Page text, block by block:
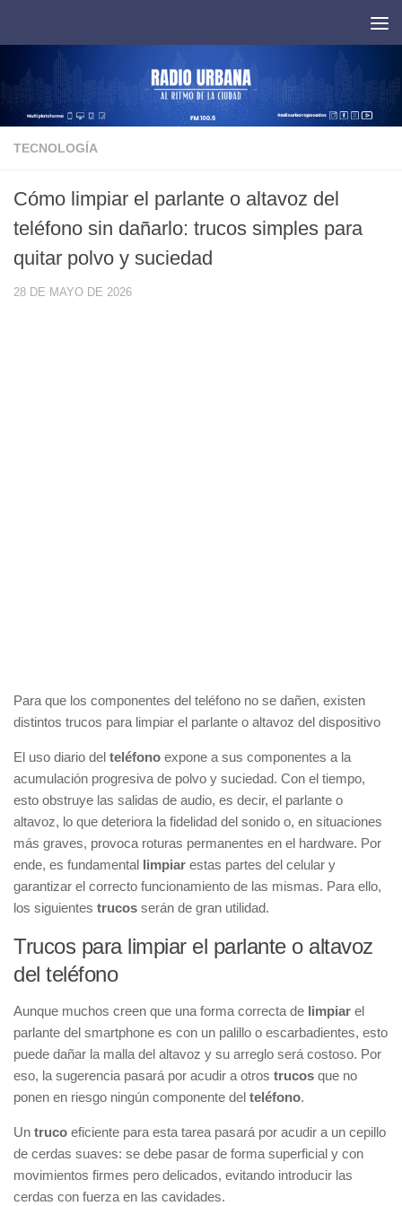
TECNOLOGÍA
Cómo limpiar el parlante o altavoz del
teléfono sin dañarlo: trucos simples para
quitar polvo y suciedad
28 DE MAYO DE 2026
Para que los componentes del teléfono no se dañen, existen
distintos trucos para limpiar el parlante o altavoz del dispositivo
El uso diario del teléfono expone a sus componentes a la
acumulación progresiva de polvo y suciedad. Con el tiempo,
esto obstruye las salidas de audio, es decir, el parlante o
altavoz, lo que deteriora la fidelidad del sonido o, en situaciones
más graves, provoca roturas permanentes en el hardware. Por
ende, es fundamental limpiar estas partes del celular y
garantizar el correcto funcionamiento de las mismas. Para ello,
los siguientes trucos serán de gran utilidad.
Trucos para limpiar el parlante o altavoz
del teléfono
Aunque muchos creen que una forma correcta de limpiar el
parlante del smartphone es con un palillo o escarbadientes, esto
puede dañar la malla del altavoz y su arreglo será costoso. Por
eso, la sugerencia pasará por acudir a otros trucos que no
ponen en riesgo ningún componente del teléfono.
Un truco eficiente para esta tarea pasará por acudir a un cepillo
de cerdas suaves: se debe pasar de forma superficial y con
movimientos firmes pero delicados, evitando introducir las
cerdas con fuerza en las cavidades.